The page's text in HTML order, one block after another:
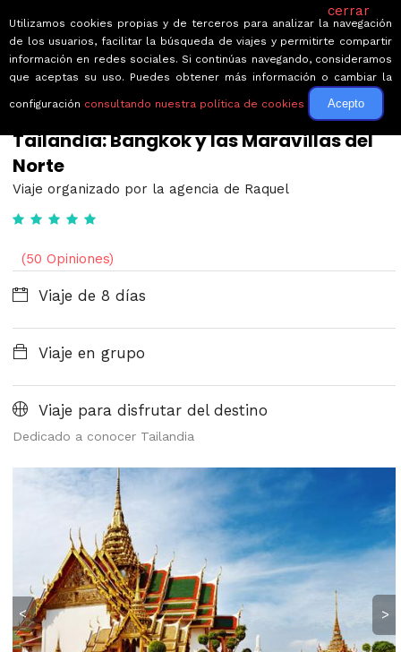
← Volver a Circuitos por Tailandia
Tailandia: Bangkok y las Maravillas del
Norte
Viaje organizado por la agencia de Raquel
(50 Opiniones)
Viaje de 8 días
Viaje en grupo
Viaje para disfrutar del destino
Dedicado a conocer Tailandia
< >
cerrar
Utilizamos cookies propias y de terceros para analizar la navegación
de los usuarios, facilitar la búsqueda de viajes y permitirte compartir
información en redes sociales. Si continúas navegando, consideramos
que aceptas su uso. Puedes obtener más información o cambiar la
configuración consultando nuestra política de cookies Acepto